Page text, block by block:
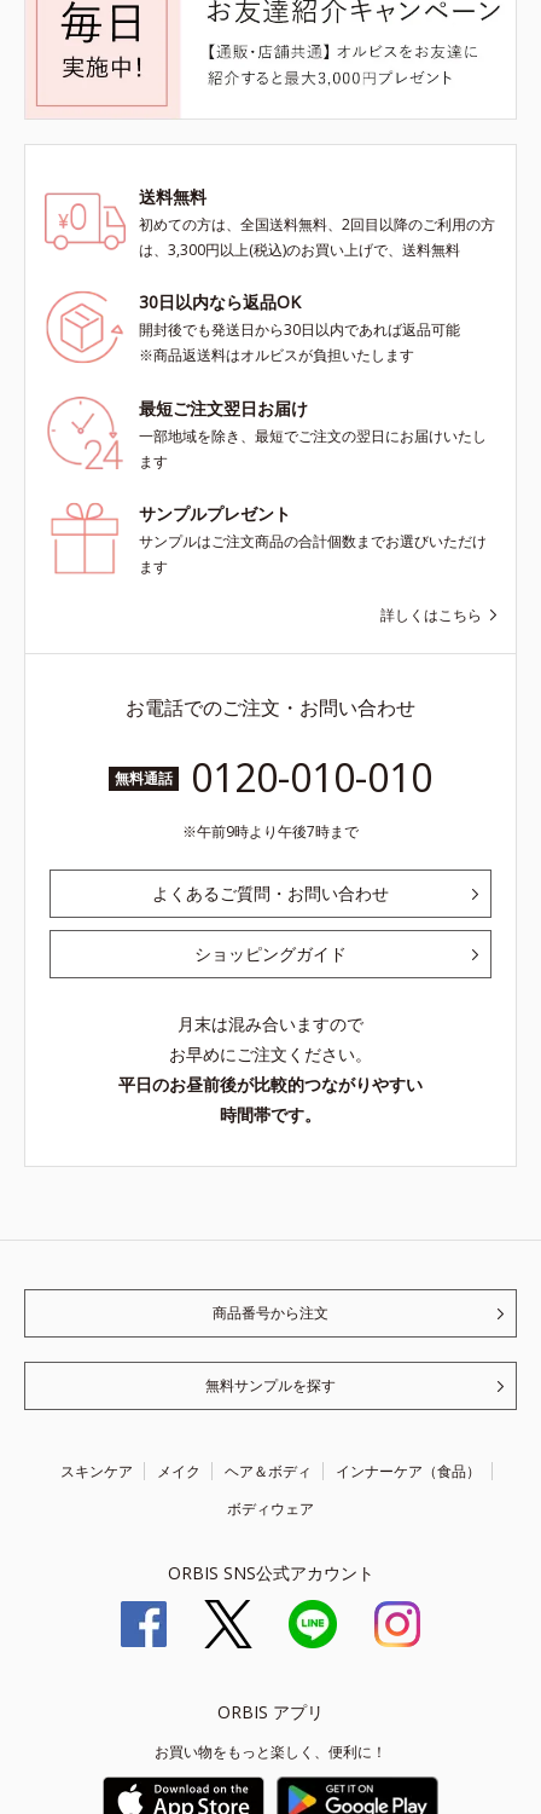
送料無料
初めての方は、全国送料無料、2回目以降のご利用の方
は、3,300円以上(税込)のお買い上げで、送料無料
30日以内なら返品OK
開封後でも発送日から30日以内であれば返品可能
※商品返送料はオルビスが負担いたします
最短ご注文翌日お届け
一部地域を除き、最短でご注文の翌日にお届けいたし
ます
サンプルプレゼント
サンプルはご注文商品の合計個数までお選びいただけ
ます
詳しくはこちら
お電話でのご注文・お問い合わせ
無料通話 0120-010-010
午前9時より午後7時まで
よくあるご質問・お問い合わせ
ショッピングガイド
月末は混み合いますので
お早めにご注文ください。
平日のお昼前後が比較的つながりやすい
時間帯です。
商品番号から注文
無料サンプルを探す
スキンケア メイク ヘア＆ボディ
インナーケア（食品）
ボディウェア
ORBIS SNS公式アカウント
ORBIS アプリ
お買い物をもっと楽しく、便利に！